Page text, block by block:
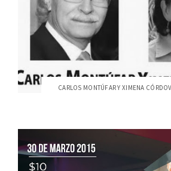
CARLOS MONTÚFAR Y XIMENA